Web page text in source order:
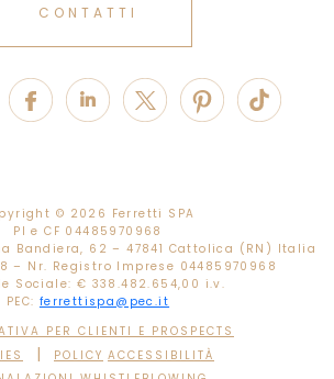
CONTATTI
© 2026 Ferretti SPA
PI e CF 04485970968
Bandiera, 62 – 47841 Cattolica (RN) Italia
– Nr. Registro Imprese 04485970968
Sociale: € 338.482.654,00 i.v.
PEC: ferrettispa@pec.it
PER CLIENTI E PROSPECTS
| POLICY ACCESSIBILITÀ